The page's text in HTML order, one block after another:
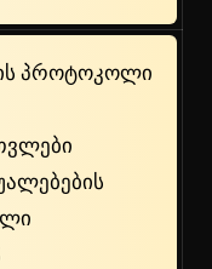
პროტოკოლი